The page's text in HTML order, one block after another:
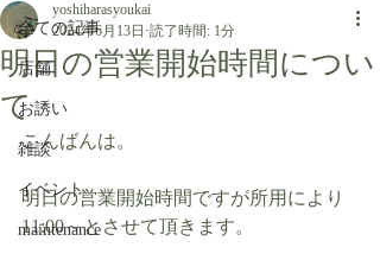
全ての記事
店舗
お誘い
雑談
イベント
maintenance
明日の営業開始時間につい
て
yoshiharasyoukai
2024年6月13日 読了時間: 1分
こんばんは。
明日の営業開始時間ですが所用により
11:00～とさせて頂きます。